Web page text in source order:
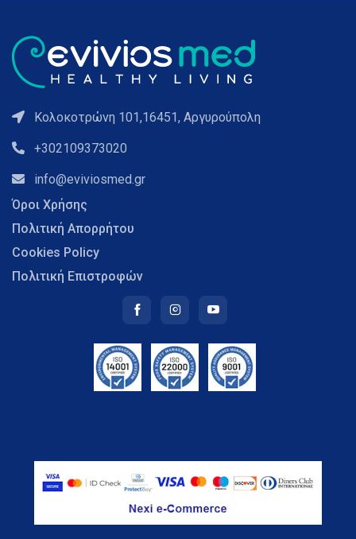
Κολοκοτρώνη 101,16451, Αργυρούπολη
+302109373020
info@eviviosmed.gr
Όροι Χρήσης
Πολιτική Απορρήτου
Cookies Policy
Πολιτική Επιστροφών